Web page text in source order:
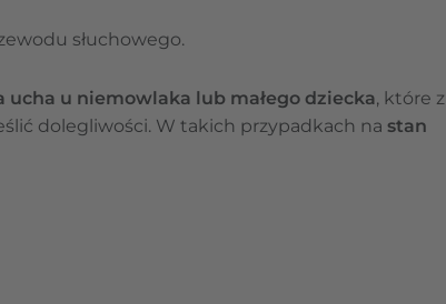
słuchowego.
ucha u niemowlaka lub małego dziecka, które z
dolegliwości. W takich przypadkach na stan